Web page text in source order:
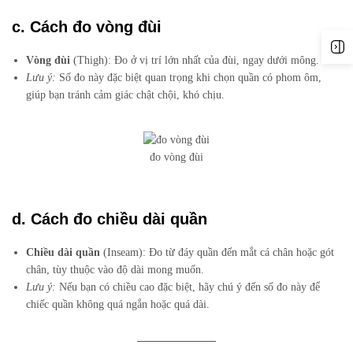
c. Cách đo vòng đùi
Vòng đùi (Thigh): Đo ở vị trí lớn nhất của đùi, ngay dưới mông.
Lưu ý: Số đo này đặc biệt quan trọng khi chọn quần có phom ôm,
giúp bạn tránh cảm giác chật chội, khó chịu.
đo vòng đùi
d. Cách đo chiều dài quần
Chiều dài quần (Inseam): Đo từ đáy quần đến mắt cá chân hoặc gót
chân, tùy thuộc vào độ dài mong muốn.
Lưu ý: Nếu bạn có chiều cao đặc biệt, hãy chú ý đến số đo này để
chiếc quần không quá ngắn hoặc quá dài.